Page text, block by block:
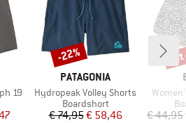
19
prijs
MERK
PATAGONIA
Artikel
Hydropeak Volley Shorts
Productgroep
Boardshort
Prijs
€ 74,95Verlaagde prijs
€ 58,46
Korting
-22%
Artikel
€ 44,95